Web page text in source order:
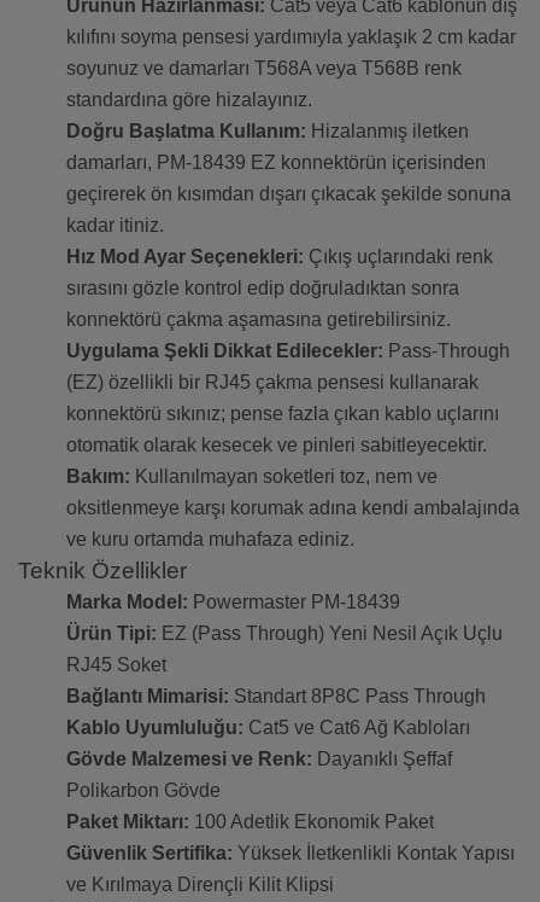
Ürünün Hazırlanması: Cat5 veya Cat6 kablonun dış
kılıfını soyma pensesi yardımıyla yaklaşık 2 cm kadar
soyunuz ve damarları T568A veya T568B renk
standardına göre hizalayınız.
Doğru Başlatma Kullanım: Hizalanmış iletken
damarları, PM-18439 EZ konnektörün içerisinden
geçirerek ön kısımdan dışarı çıkacak şekilde sonuna
kadar itiniz.
Hız Mod Ayar Seçenekleri: Çıkış uçlarındaki renk
sırasını gözle kontrol edip doğruladıktan sonra
konnektörü çakma aşamasına getirebilirsiniz.
Uygulama Şekli Dikkat Edilecekler: Pass-Through
(EZ) özellikli bir RJ45 çakma pensesi kullanarak
konnektörü sıkınız; pense fazla çıkan kablo uçlarını
otomatik olarak kesecek ve pinleri sabitleyecektir.
Bakım: Kullanılmayan soketleri toz, nem ve
oksitlenmeye karşı korumak adına kendi ambalajında
ve kuru ortamda muhafaza ediniz.
Teknik Özellikler
Marka Model: Powermaster PM-18439
Ürün Tipi: EZ (Pass Through) Yeni Nesil Açık Uçlu
RJ45 Soket
Bağlantı Mimarisi: Standart 8P8C Pass Through
Kablo Uyumluluğu: Cat5 ve Cat6 Ağ Kabloları
Gövde Malzemesi ve Renk: Dayanıklı Şeffaf
Polikarbon Gövde
Paket Miktarı: 100 Adetlik Ekonomik Paket
Güvenlik Sertifika: Yüksek İletkenlikli Kontak Yapısı
ve Kırılmaya Dirençli Kilit Klipsi